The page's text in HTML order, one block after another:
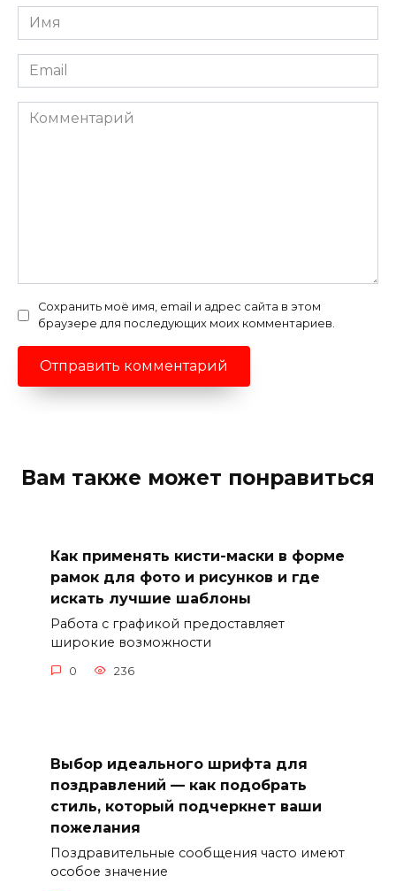
Имя
*
Email
*
Комментарий
Сохранить моё имя, email и адрес сайта в этом
браузере для последующих моих комментариев.
Вам также может понравиться
Как применять кисти-маски в форме
рамок для фото и рисунков и где
искать лучшие шаблоны
Работа с графикой предоставляет
широкие возможности
0 236
Выбор идеального шрифта для
поздравлений — как подобрать
стиль, который подчеркнет ваши
пожелания
Поздравительные сообщения часто имеют
особое значение